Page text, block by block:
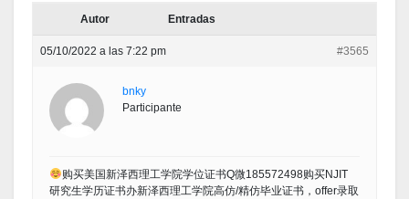
Autor Entradas
05/10/2022 a las 7:22 pm #3565
bnky
Participante
购买美国新泽西理工学院学位证书Q微185572498购买NJIT
研究生学历证书办新泽西理工学院高仿/精仿毕业证书，offer录取